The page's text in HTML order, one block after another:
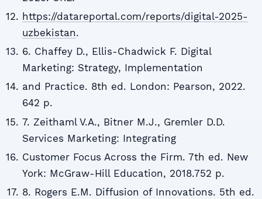
https://datareportal.com/reports/digital-2025-
uzbekistan.
6. Chaffey D., Ellis-Chadwick F. Digital
Marketing: Strategy, Implementation
and Practice. 8th ed. London: Pearson, 2022.
642 p.
7. Zeithaml V.A., Bitner M.J., Gremler D.D.
Services Marketing: Integrating
Customer Focus Across the Firm. 7th ed. New
York: McGraw-Hill Education, 2018.752 p.
8. Rogers E.M. Diffusion of Innovations. 5th ed.